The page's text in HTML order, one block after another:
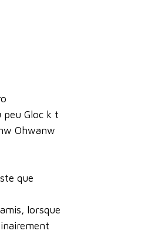
peu Gloc k t
Ohwanw
que
lorsque